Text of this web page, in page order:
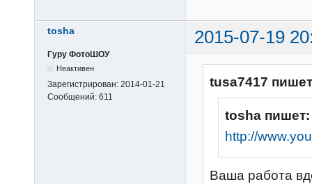
tosha 2015-07-19
Гуру ФотоШОУ
Неактивен
Зарегистрирован: 2014-01-21
Сообщений: 611
tusa7417
tosha пишет:
http://
Ваша работа